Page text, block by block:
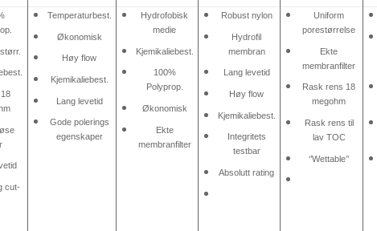
cut-
Temperaturbest.
Økonomisk
Høy flow
Kjemikaliebest.
Lang levetid
Gode polerings
egenskaper
Hydrofobisk
medie
Kjemikaliebest.
100%
Polyprop.
Økonomisk
Ekte
membranfilter
Robust nylon
Hydrofil
membran
Lang levetid
Høy flow
Kjemikaliebest.
Integritets
testbar
Absolutt rating
Uniform
porestørrelse
Ekte
membranfilter
Rask rens 18
megohm
Rask rens til
lav TOC
‘’Wettable’’